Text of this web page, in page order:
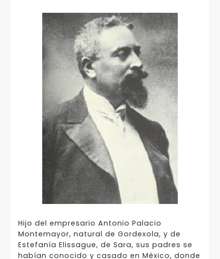
Hijo del empresario Antonio Palacio
Montemayor, natural de Gordexola, y de
Estefanía Elissague, de Sara, sus padres se
habían conocido y casado en México, donde